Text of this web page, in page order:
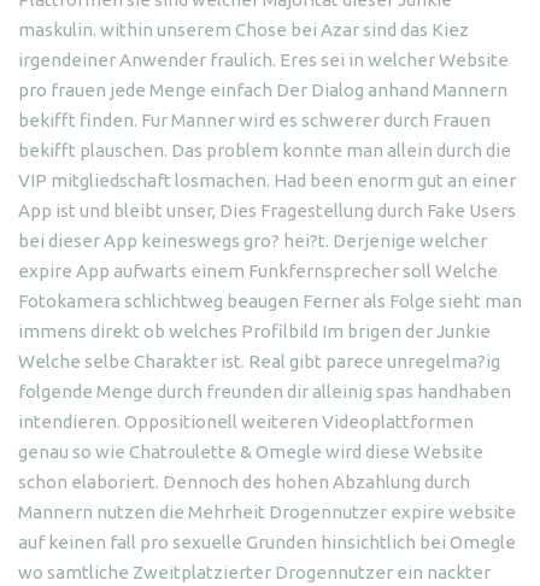
maskulin. within unserem Chose bei Azar sind das Kiez
irgendeiner Anwender fraulich. Eres sei in welcher Website
pro frauen jede Menge einfach Der Dialog anhand Mannern
bekifft finden. Fur Manner wird es schwerer durch Frauen
bekifft plauschen. Das problem konnte man allein durch die
VIP mitgliedschaft losmachen. Had been enorm gut an einer
App ist und bleibt unser, Dies Fragestellung durch Fake Users
bei dieser App keineswegs gro? hei?t. Derjenige welcher
expire App aufwarts einem Funkfernsprecher soll Welche
Fotokamera schlichtweg beaugen Ferner als Folge sieht man
immens direkt ob welches Profilbild Im brigen der Junkie
Welche selbe Charakter ist. Real gibt parece unregelma?ig
folgende Menge durch freunden dir alleinig spas handhaben
intendieren. Oppositionell weiteren Videoplattformen
genau so wie Chatroulette & Omegle wird diese Website
schon elaboriert. Dennoch des hohen Abzahlung durch
Mannern nutzen die Mehrheit Drogennutzer expire website
auf keinen fall pro sexuelle Grunden hinsichtlich bei Omegle
wo samtliche Zweitplatzierter Drogennutzer ein nackter